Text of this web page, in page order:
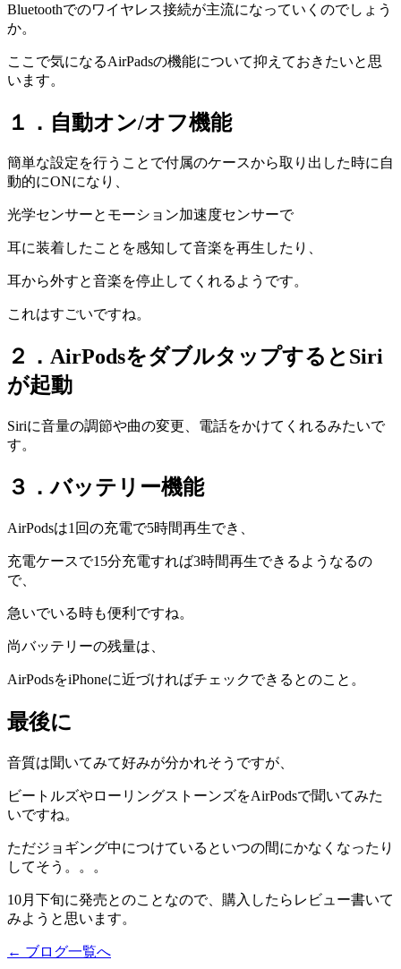
Bluetoothでのワイヤレス接続が主流になっていくのでしょう
か。
ここで気になるAirPadsの機能について抑えておきたいと思
います。
１．自動オン/オフ機能
簡単な設定を行うことで付属のケースから取り出した時に自
動的にONになり、
光学センサーとモーション加速度センサーで
耳に装着したことを感知して音楽を再生したり、
耳から外すと音楽を停止してくれるようです。
これはすごいですね。
２．AirPodsをダブルタップするとSiri
が起動
Siriに音量の調節や曲の変更、電話をかけてくれるみたいで
す。
３．バッテリー機能
AirPodsは1回の充電で5時間再生でき、
充電ケースで15分充電すれば3時間再生できるようなるの
で、
急いでいる時も便利ですね。
尚バッテリーの残量は、
AirPodsをiPhoneに近づければチェックできるとのこと。
最後に
音質は聞いてみて好みが分かれそうですが、
ビートルズやローリングストーンズをAirPodsで聞いてみた
いですね。
ただジョギング中につけているといつの間にかなくなったり
してそう。。。
10月下旬に発売とのことなので、購入したらレビュー書いて
みようと思います。
← ブログ一覧へ